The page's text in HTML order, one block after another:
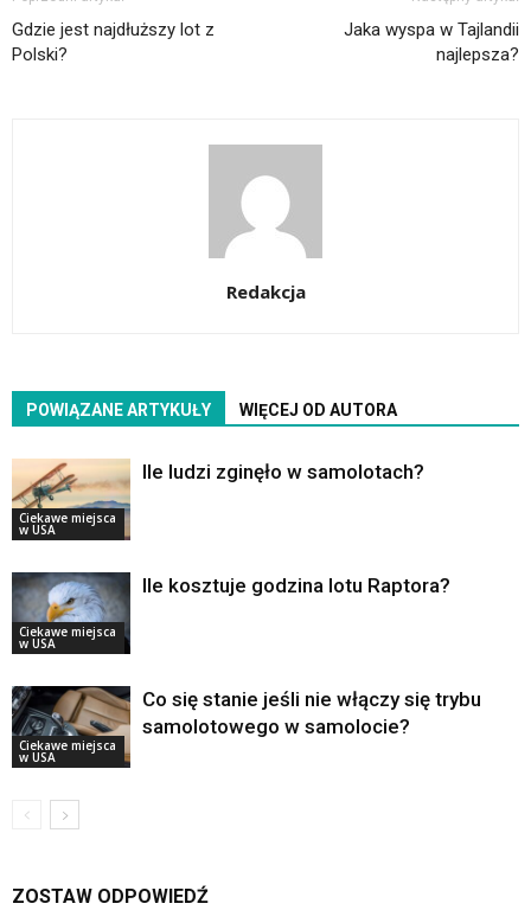
Gdzie jest najdłuższy lot z
Polski?
Jaka wyspa w Tajlandii
najlepsza?
Redakcja
POWIĄZANE ARTYKUŁY WIĘCEJ OD AUTORA
Ciekawe miejsca
w USA
Ile ludzi zginęło w samolotach?
Ciekawe miejsca
w USA
Ile kosztuje godzina lotu Raptora?
Ciekawe miejsca
w USA
Co się stanie jeśli nie włączy się trybu
samolotowego w samolocie?
ZOSTAW ODPOWIEDŹ